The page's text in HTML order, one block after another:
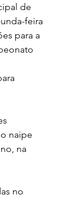
de
feira
para a
naipe
na
no